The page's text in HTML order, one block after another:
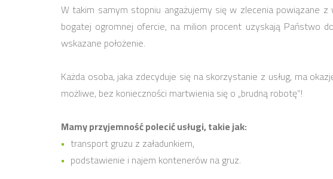
W takim samym stopniu angażujemy się w zlecenia powiązane
bogatej ogromnej ofercie, na milion procent uzyskają Państwo
wskazane położenie.
Każda osoba, jaka zdecyduje się na skorzystanie z usług, ma
możliwe, bez konieczności martwienia się o „brudną robotę”!
Mamy przyjemność polecić usługi, takie jak:
transport gruzu z załadunkiem,
podstawienie i najem kontenerów na gruz.